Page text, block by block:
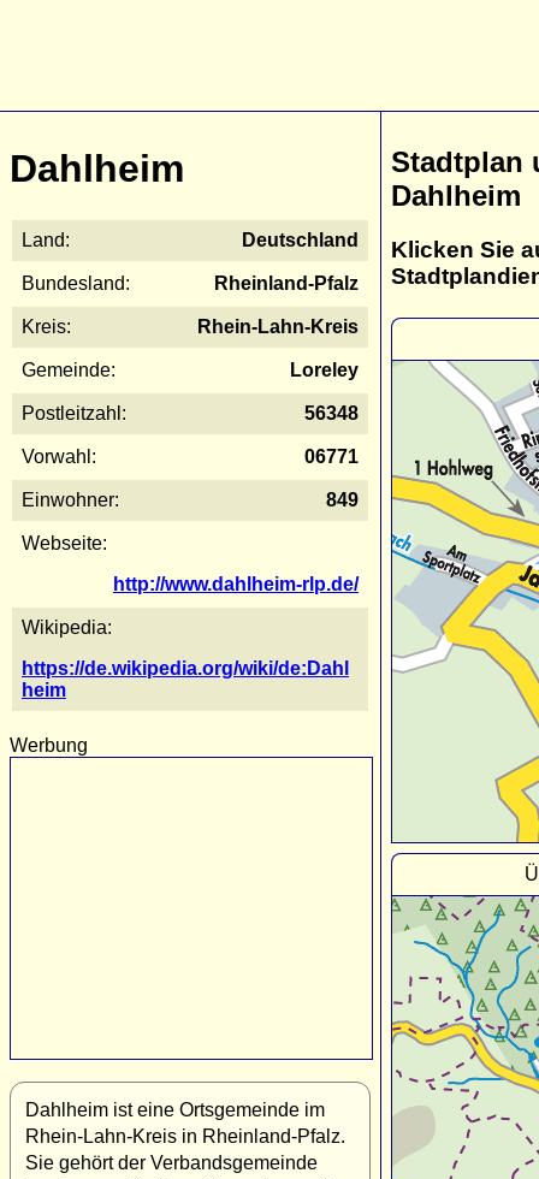
Dahlheim
Land: Deutschland
Bundesland: Rheinland-Pfalz
Kreis: Rhein-Lahn-Kreis
Gemeinde: Loreley
Postleitzahl: 56348
Vorwahl: 06771
Einwohner: 849
Webseite:
http://www.dahlheim-rlp.de/
Wikipedia:
https://de.wikipedia.org/wiki/de:Dahl
heim
Werbung
Dahlheim ist eine Ortsgemeinde im
Rhein-Lahn-Kreis in Rheinland-Pfalz.
Sie gehört der Verbandsgemeinde
Stadtplan
Dahlheim
Klicken Sie